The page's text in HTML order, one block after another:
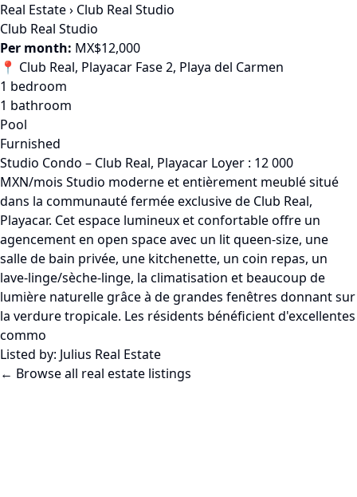
Real Estate› Club Real Studio
Club Real Studio
Per month: MX$12,000
📍 Club Real, Playacar Fase 2, Playa del Carmen
1 bedroom
1 bathroom
Pool
Furnished
Studio Condo – Club Real, Playacar Loyer : 12 000
MXN/mois Studio moderne et entièrement meublé situé
dans la communauté fermée exclusive de Club Real,
Playacar. Cet espace lumineux et confortable offre un
agencement en open space avec un lit queen-size, une
salle de bain privée, une kitchenette, un coin repas, un
lave-linge/sèche-linge, la climatisation et beaucoup de
lumière naturelle grâce à de grandes fenêtres donnant sur
la verdure tropicale. Les résidents bénéficient d'excellentes
commo
Listed by: Julius Real Estate
← Browse all real estate listings